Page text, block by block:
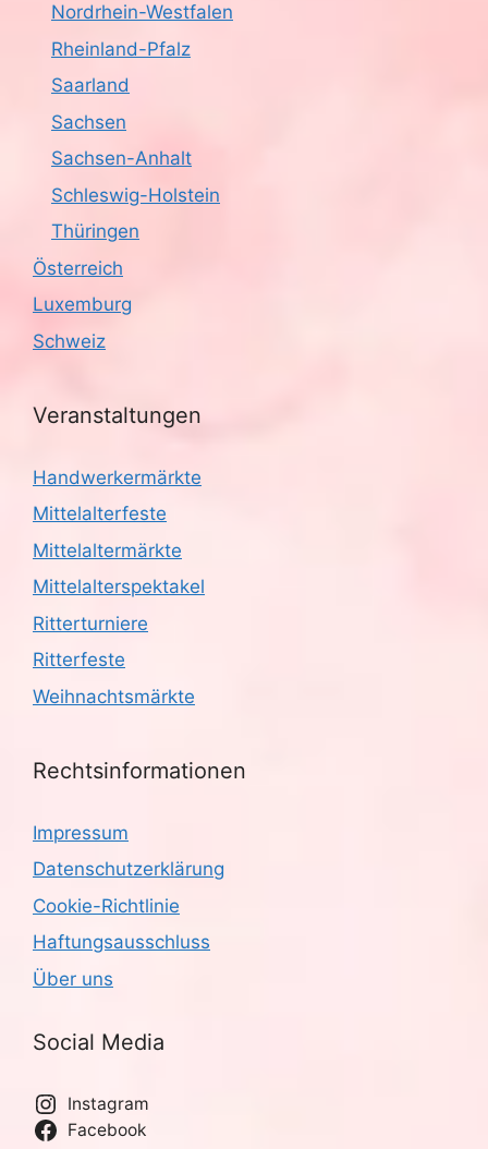
Nordrhein-Westfalen
Rheinland-Pfalz
Saarland
Sachsen
Sachsen-Anhalt
Schleswig-Holstein
Thüringen
Österreich
Luxemburg
Schweiz
Veranstaltungen
Handwerkermärkte
Mittelalterfeste
Mittelaltermärkte
Mittelalterspektakel
Ritterturniere
Ritterfeste
Weihnachtsmärkte
Rechtsinformationen
Impressum
Datenschutzerklärung
Cookie-Richtlinie
Haftungsausschluss
Über uns
Social Media
Instagram
Facebook